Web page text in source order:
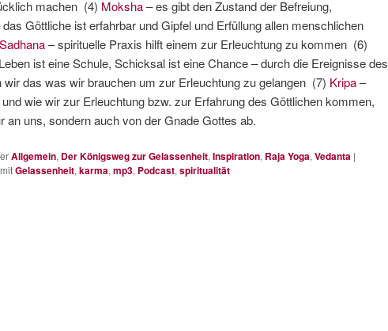
machen (4) Moksha– es gibt den Zustand der Befreiung,
Göttliche ist erfahrbar und Gipfel und Erfüllung allen menschlichen
Sadhana– spirituelle Praxis hilft einem zur Erleuchtung zu kommen (6)
ist eine Schule, Schicksal ist eine Chance – durch die Ereignisse des
wir das was wir brauchen um zur Erleuchtung zu gelangen (7) Kripa–
wie wir zur Erleuchtung bzw. zur Erfahrung des Göttlichen kommen,
an uns, sondern auch von der Gnade Gottes ab.
Allgemein, Der Königsweg zur Gelassenheit, Inspiration, Raja Yoga, Vedanta |
Gelassenheit, karma, mp3, Podcast, spiritualität